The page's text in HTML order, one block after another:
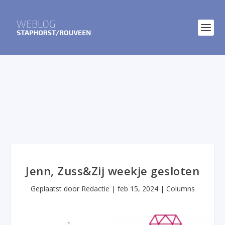
Jenn, Zuss&Zij weekje gesloten
Geplaatst door Redactie | feb 15, 2024| Columns